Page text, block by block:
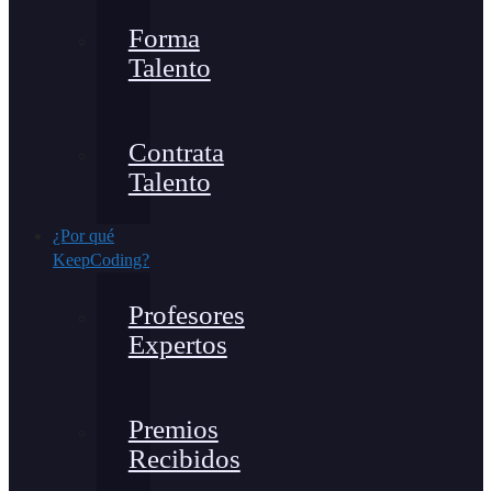
Forma
Talento
Contrata
Talento
¿Por qué
KeepCoding?
Profesores
Expertos
Premios
Recibidos